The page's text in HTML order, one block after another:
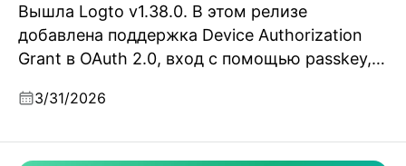
Вышла Logto v1.38.0. В этом релизе
добавлена поддержка Device Authorization
Grant в OAuth 2.0, вход с помощью passkey,
грантами, а также более гибкая настройка
3/31/2026